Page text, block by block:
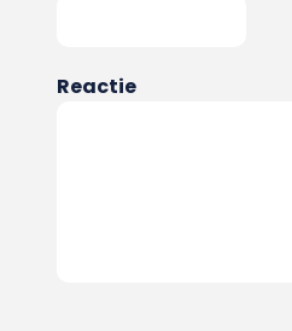
Reactie